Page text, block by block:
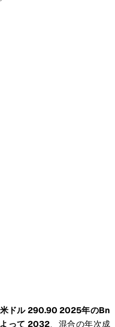
米ドル 290.90 2025年のBn
って 2032、混合の年次成